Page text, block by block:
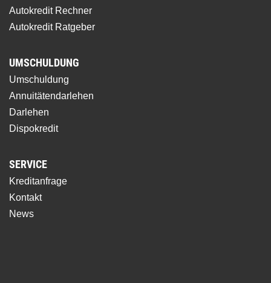
Autokredit Rechner
Autokredit Ratgeber
UMSCHULDUNG
Umschuldung
Annuitätendarlehen
Darlehen
Dispokredit
SERVICE
Kreditanfrage
Kontakt
News